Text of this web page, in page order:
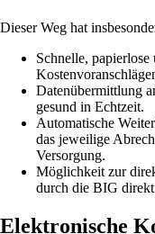
Dieser Weg hat
Schnelle,
Datenübermittlung
gesund in Echtzeit.
Automatische
das jeweilige
Versorgung.
Möglichkeit zur
durch die BIG
Elektronische